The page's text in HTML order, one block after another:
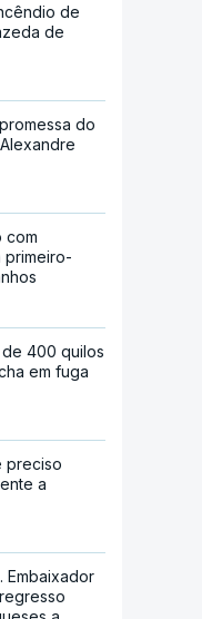
de
de
do
com
400 quilos
em fuga
preciso
a
Embaixador